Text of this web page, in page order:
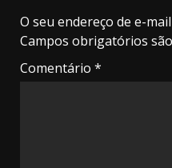
O seu endereço de e-
Campos obrigatórios
Comentário *